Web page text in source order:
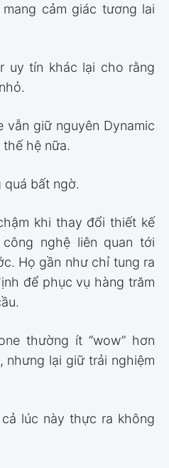
cảm giác tương lai
uy tín khác lại cho rằng
vẫn giữ nguyên Dynamic
hệ nữa.
quá bất ngờ.
khi thay đổi thiết kế
nghệ liên quan tới
Họ gần như chỉ tung ra
để phục vụ hàng trăm
thường ít “wow” hơn
nhưng lại giữ trải nghiệm
lúc này thực ra không